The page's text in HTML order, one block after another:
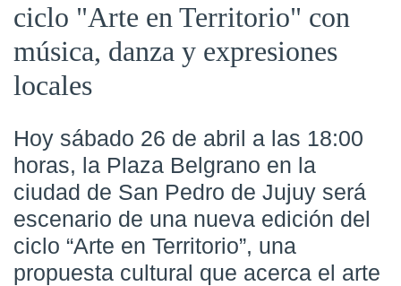
ciclo "Arte en Territorio" con
música, danza y expresiones
locales
Hoy sábado 26 de abril a las 18:00
horas, la Plaza Belgrano en la
ciudad de San Pedro de Jujuy será
escenario de una nueva edición del
ciclo “Arte en Territorio”, una
propuesta cultural que acerca el arte